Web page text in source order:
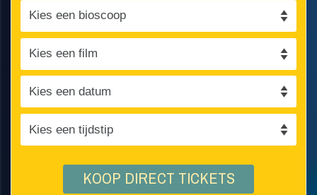
KOOP DIRECT TICKETS